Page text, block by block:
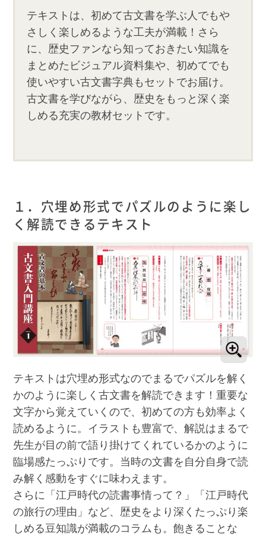
テキストは、初めて古文書を学ぶ人でもや
さしく楽しめるような工夫が満載！さら
に、歴史ファンなら知っておきたい知識を
まとめたビジュアル資料集や、初めてでも
使いやすい古文書字典もセットでお届け。
古文書を学びながら、歴史をもっと深く楽
しめる充実の教材セットです。
１．穴埋め形式でパズルのように楽し
く解読できるテキスト
テキストは穴埋め形式なのでまるでパズルを解く
かのように楽しく古文書を解読できます！重要な
文字から覚えていくので、初めての方も効率よく
読めるように。イラストも豊富で、解説はまるで
先生が目の前で語り掛けてくれているかのように
臨場感たっぷりです。当時の文書を自分自身で読
み解く感動をすぐに味わえます。
さらに「江戸時代の読書事情って？」「江戸時代
の旅行の理由」など、歴史をより深くたっぷり楽
しめる豆知識が満載のコラムも。飽きることな